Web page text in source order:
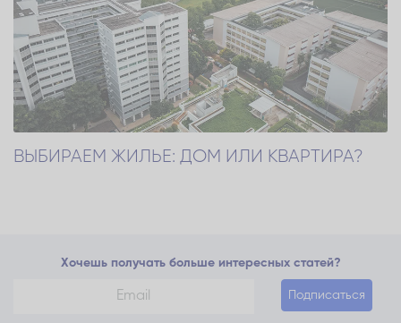
ВЫБИРАЕМ ЖИЛЬЕ: ДОМ ИЛИ КВАРТИРА?
Хочешь получать больше интересных статей?
Подписаться